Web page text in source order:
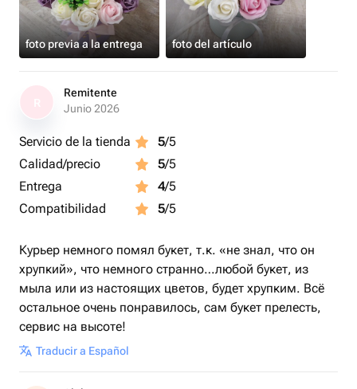
foto previa a la entrega foto del artículo
Remitente
Junio 2026
Servicio de la tienda 5/5
Calidad/precio
5/5
Entrega
4/5
Compatibilidad
5/5
Курьер немного помял букет, т.к. «не знал, что он
хрупкий», что немного странно…любой букет, из
мыла или из настоящих цветов, будет хрупким. Всё
остальное очень понравилось, сам букет прелесть,
сервис на высоте!
Traducir a Español